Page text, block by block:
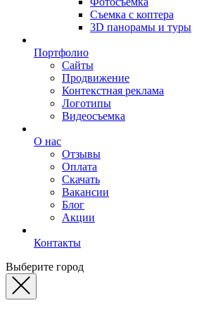
Съемка с коптера
3D панорамы и туры
Портфолио
Сайты
Продвижение
Контекстная реклама
Логотипы
Видеосъемка
О нас
Отзывы
Оплата
Скачать
Вакансии
Блог
Акции
Контакты
Выберите город